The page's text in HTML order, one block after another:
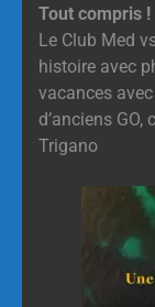
Tout compris
Le Club Med
histoire avec
vacances
d’anciens
Trigano